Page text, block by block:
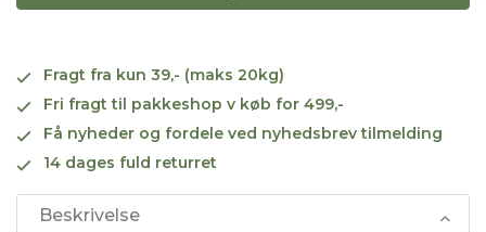
Fragt fra kun 39,- (maks 20kg)
Fri fragt til pakkeshop v køb for 499,-
Få nyheder og fordele ved nyhedsbrev tilmelding
14 dages fuld returret
Beskrivelse